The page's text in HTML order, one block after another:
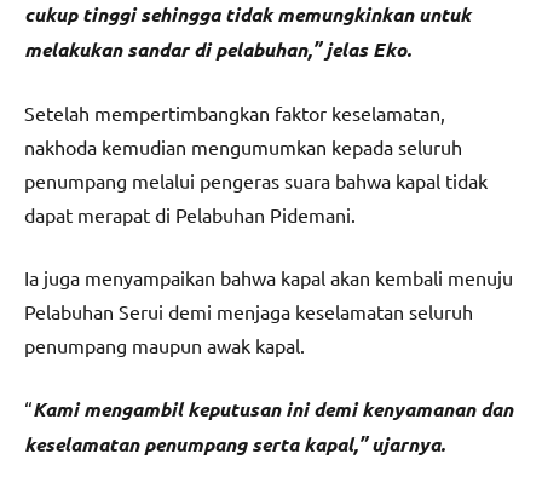
cukup tinggi sehingga tidak memungkinkan untuk
melakukan sandar di pelabuhan,” jelas Eko.
Setelah mempertimbangkan faktor keselamatan,
nakhoda kemudian mengumumkan kepada seluruh
penumpang melalui pengeras suara bahwa kapal tidak
dapat merapat di Pelabuhan Pidemani.
Ia juga menyampaikan bahwa kapal akan kembali menuju
Pelabuhan Serui demi menjaga keselamatan seluruh
penumpang maupun awak kapal.
“Kami mengambil keputusan ini demi kenyamanan dan
keselamatan penumpang serta kapal,” ujarnya.